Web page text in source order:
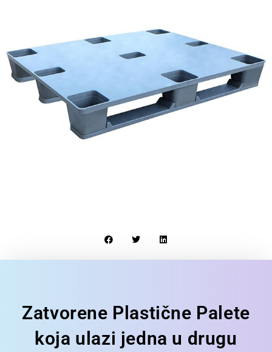
Zatvorene Plastične Palete
koja ulazi jedna u drugu